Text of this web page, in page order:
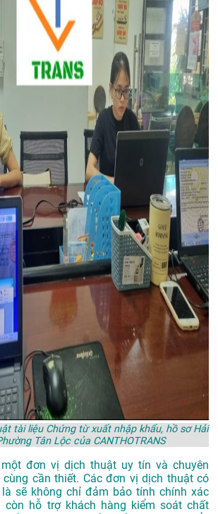
tài liệu Chứng từ xuất nhập khẩu, hồ sơ Hải
Tân Lộc của CANTHOTRANS
đơn vị dịch thuật uy tín và chuyên
cần thiết. Các đơn vị dịch thuật có
sẽ không chỉ đảm bảo tính chính xác
còn hỗ trợ khách hàng kiểm soát chất